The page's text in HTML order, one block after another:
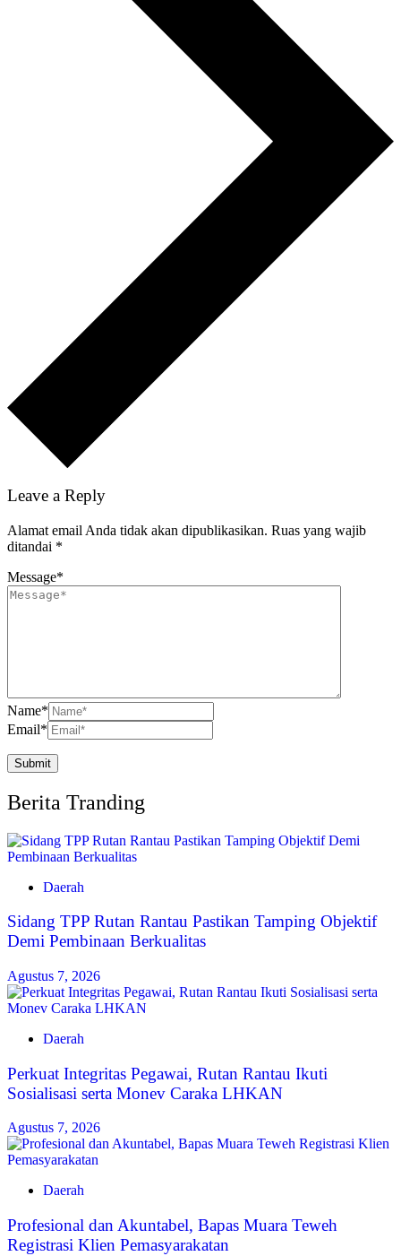
Leave a Reply
Alamat email Anda tidak akan dipublikasikan. Ruas yang wajib
ditandai *
Message*
Name*
Email*
Berita Tranding
Daerah
Sidang TPP Rutan Rantau Pastikan Tamping Objektif
Demi Pembinaan Berkualitas
Agustus 7, 2026
Daerah
Perkuat Integritas Pegawai, Rutan Rantau Ikuti
Sosialisasi serta Monev Caraka LHKAN
Agustus 7, 2026
Daerah
‎Profesional dan Akuntabel, Bapas Muara Teweh
Registrasi Klien Pemasyarakatan